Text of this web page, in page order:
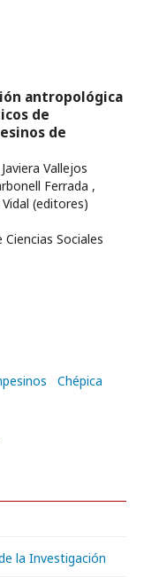
antropológica
de
de
Vallejos
Ferrada ,
(editores)
Sociales
Chépica
la Investigación